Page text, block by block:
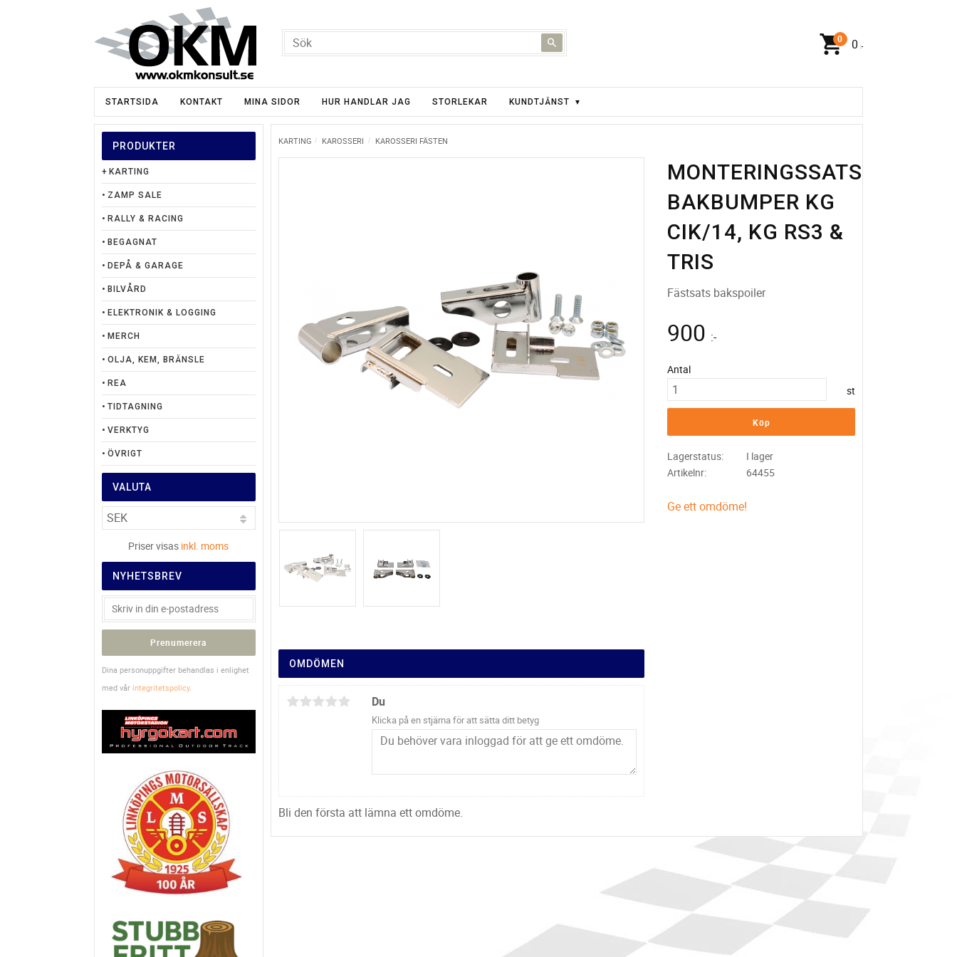
0 :-
STARTSIDA KONTAKT MINA SIDOR HUR HANDLAR JAG STORLEKAR KUNDTJÄNST
KARTING KAROSSERI KAROSSERI FÄSTEN
MONTERINGSSATS
BAKBUMPER KG
CIK/14, KG RS3 &
TRIS
Fästsats bakspoiler
900 :-
Antal
st
Köp
Lagerstatus
I lager
Artikelnr
64455
Ge ett omdöme!
OMDÖMEN
Du
Klicka på en stjärna för att sätta ditt betyg
Bli den första att lämna ett omdöme.
PRODUKTER
KARTING
ZAMP SALE
RALLY & RACING
BEGAGNAT
DEPÅ & GARAGE
BILVÅRD
ELEKTRONIK & LOGGING
MERCH
OLJA, KEM, BRÄNSLE
REA
TIDTAGNING
VERKTYG
ÖVRIGT
VALUTA
Priser visas inkl. moms
NYHETSBREV
Prenumerera
Dina personuppgifter behandlas i enlighet
med vår integritetspolicy.